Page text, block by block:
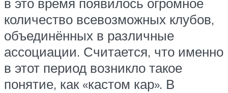
количество всевозможных клубов,
объединённых в различные
ассоциации. Считается, что именно
в этот период возникло такое
понятие, как «кастом кар». В